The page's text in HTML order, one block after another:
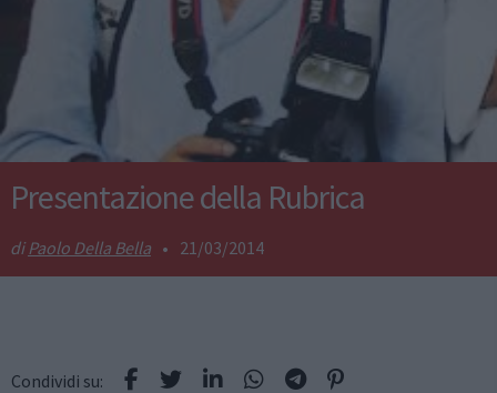
Presentazione della Rubrica
Paolo Della Bella • 21/03/2014
Condividi su: